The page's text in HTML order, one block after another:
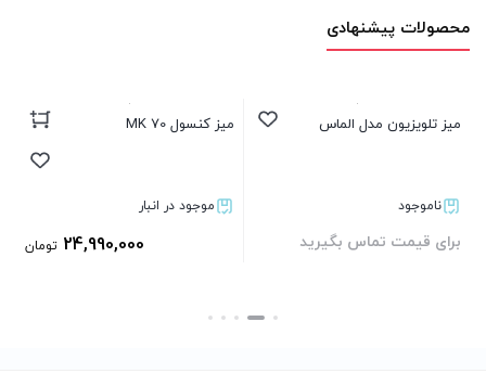
محصولات پیشنهادی
میز تلویزیون مدل الماس
ناموجود
برای قیمت تماس بگیرید
میز کنسول MK 70
موجود در انبار
24,990,000 تومان